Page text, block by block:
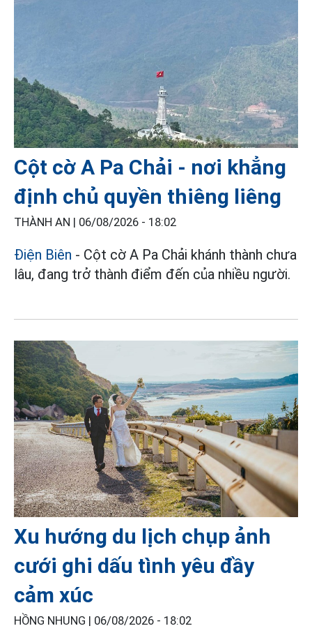
Cột cờ A Pa Chải - nơi khẳng
định chủ quyền thiêng liêng
THÀNH AN | 06/08/2026 - 18:02
Điện Biên - Cột cờ A Pa Chải khánh thành chưa
lâu, đang trở thành điểm đến của nhiều người.
Xu hướng du lịch chụp ảnh
cưới ghi dấu tình yêu đầy
cảm xúc
HỒNG NHUNG | 06/08/2026 - 18:02